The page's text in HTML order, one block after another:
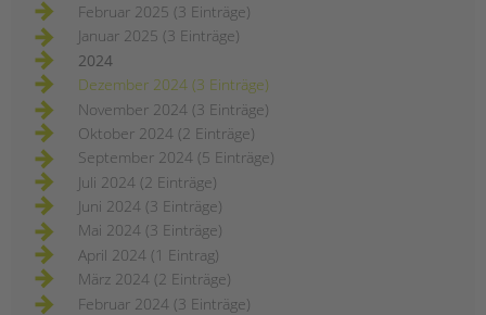
Februar 2025 (3 Einträge)
Januar 2025 (3 Einträge)
2024
Dezember 2024 (3 Einträge)
November 2024 (3 Einträge)
Oktober 2024 (2 Einträge)
September 2024 (5 Einträge)
Juli 2024 (2 Einträge)
Juni 2024 (3 Einträge)
Mai 2024 (3 Einträge)
April 2024 (1 Eintrag)
März 2024 (2 Einträge)
Februar 2024 (3 Einträge)